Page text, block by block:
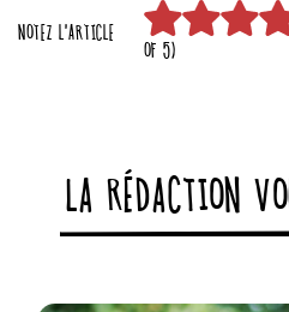
NOTEZ L'ARTICLE
OF 5)
LA RÉDACTION